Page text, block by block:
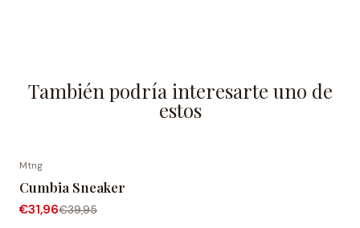
También podría interesarte uno de
estos
Mtng
Cumbia Sneaker
€31,96€39,95